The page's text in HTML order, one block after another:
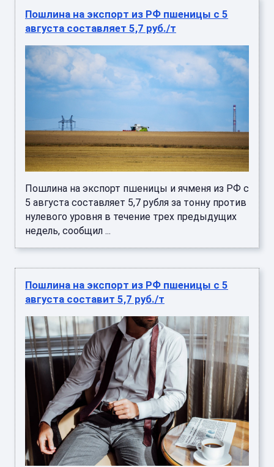
Пошлина на экспорт из РФ пшеницы с 5
августа составляет 5,7 руб./т
Пошлина на экспорт пшеницы и ячменя из РФ с
5 августа составляет 5,7 рубля за тонну против
нулевого уровня в течение трех предыдущих
недель, сообщил ...
Пошлина на экспорт из РФ пшеницы с 5
августа составит 5,7 руб./т